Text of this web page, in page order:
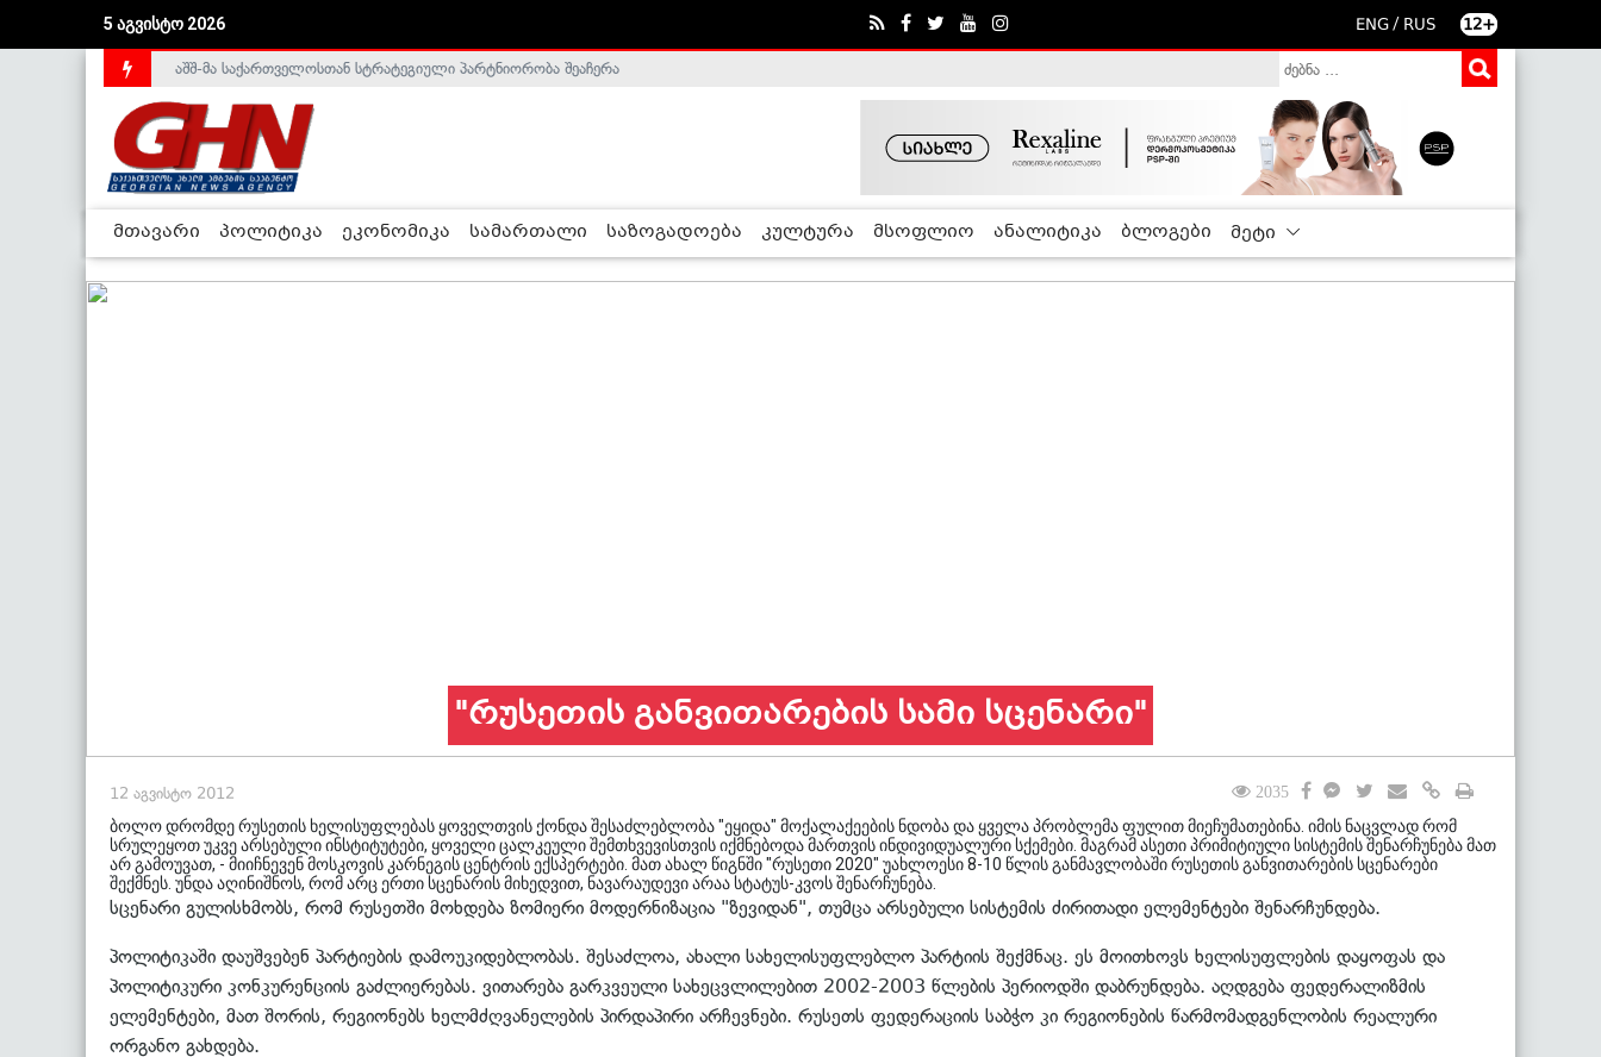
5 აგვისტო 2026 ENG / RUS 12+
საქართველოს დე-ფაქტო მთავრობა არალეგიტიმურია - ჰელსინკის კომისია
აშშ-მა საქართველოსთან სტრატეგიული პარტნიორობა შეაჩერა
მთავარი პოლიტიკა ეკონომიკა სამართალი საზოგადოება კულტურა მსოფლიო ანალიტიკა ბლოგები მეტი
"რუსეთის განვითარების სამი სცენარი"
12 აგვისტო 2012 2035
ბოლო დრომდე რუსეთის ხელისუფლებას ყოველთვის ქონდა შესაძლებლობა "ეყიდა" მოქალაქეების ნდობა და ყველა პრობლემა ფულით მიეჩუმათებინა. იმის ნაცვლად რომ
სრულეყოთ უკვე არსებული ინსტიტუტები, ყოველი ცალკეული შემთხვევისთვის იქმნებოდა მართვის ინდივიდუალური სქემები. მაგრამ ასეთი პრიმიტიული სისტემის შენარჩუნება მათ
არ გამოუვათ, - მიიჩნევენ მოსკოვის კარნეგის ცენტრის ექსპერტები. მათ ახალ წიგნში "რუსეთი 2020" უახლოესი 8-10 წლის განმავლობაში რუსეთის განვითარების სცენარები
შექმნეს. უნდა აღინიშნოს, რომ არც ერთი სცენარის მიხედვით, ნავარაუდევი არაა სტატუს-კვოს შენარჩუნება.
სცენარი გულისხმობს, რომ რუსეთში მოხდება ზომიერი მოდერნიზაცია "ზევიდან", თუმცა არსებული სისტემის ძირითადი ელემენტები შენარჩუნდება.
პოლიტიკაში დაუშვებენ პარტიების დამოუკიდებლობას. შესაძლოა, ახალი სახელისუფლებლო პარტიის შექმნაც. ეს მოითხოვს ხელისუფლების დაყოფას და
პოლიტიკური კონკურენციის გაძლიერებას. ვითარება გარკვეული სახეცვლილებით 2002-2003 წლების პერიოდში დაბრუნდება. აღდგება ფედერალიზმის
ელემენტები, მათ შორის, რეგიონებს ხელმძღვანელების პირდაპირი არჩევნები. რუსეთს ფედერაციის საბჭო კი რეგიონების წარმომადგენლობის რეალური
ორგანო გახდება.